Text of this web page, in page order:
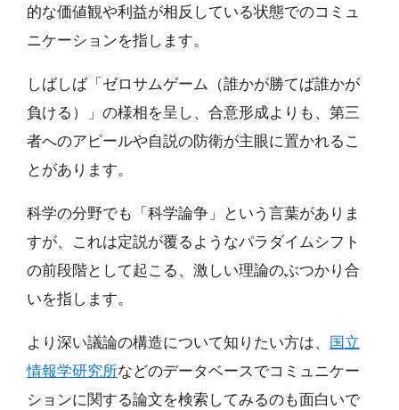
的な価値観や利益が相反している状態でのコミュ
ニケーションを指します。
しばしば「ゼロサムゲーム（誰かが勝てば誰かが
負ける）」の様相を呈し、合意形成よりも、第三
者へのアピールや自説の防衛が主眼に置かれるこ
とがあります。
科学の分野でも「科学論争」という言葉がありま
すが、これは定説が覆るようなパラダイムシフト
の前段階として起こる、激しい理論のぶつかり合
いを指します。
より深い議論の構造について知りたい方は、
国立
情報学研究所などのデータベースでコミュニケー
ションに関する論文を検索してみるのも面白いで